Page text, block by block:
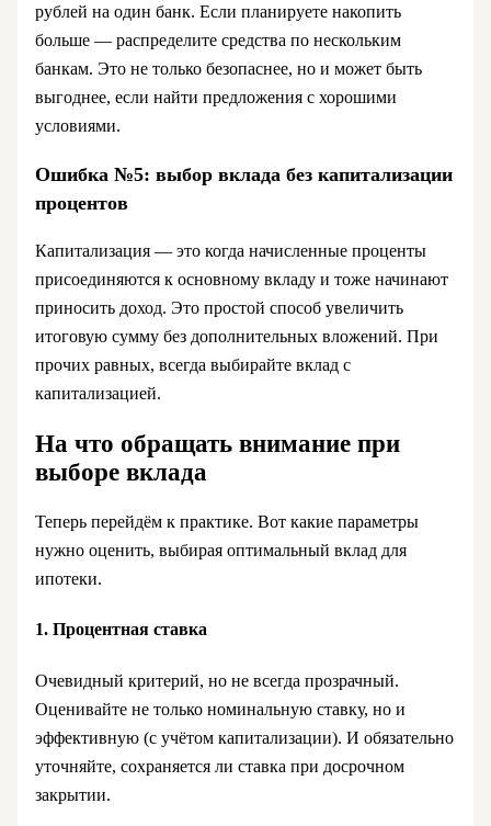
рублей на один банк. Если планируете накопить
больше — распределите средства по нескольким
банкам. Это не только безопаснее, но и может быть
выгоднее, если найти предложения с хорошими
условиями.
Ошибка №5: выбор вклада без капитализации
процентов
Капитализация — это когда начисленные проценты
присоединяются к основному вкладу и тоже начинают
приносить доход. Это простой способ увеличить
итоговую сумму без дополнительных вложений. При
прочих равных, всегда выбирайте вклад с
капитализацией.
На что обращать внимание при
выборе вклада
Теперь перейдём к практике. Вот какие параметры
нужно оценить, выбирая оптимальный вклад для
ипотеки.
1. Процентная ставка
Очевидный критерий, но не всегда прозрачный.
Оценивайте не только номинальную ставку, но и
эффективную (с учётом капитализации). И обязательно
уточняйте, сохраняется ли ставка при досрочном
закрытии.